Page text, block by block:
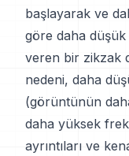
başlayarak ve
göre daha
veren bir zikzak
nedeni, daha
(görüntünün
daha yüksek
ayrıntıları ve